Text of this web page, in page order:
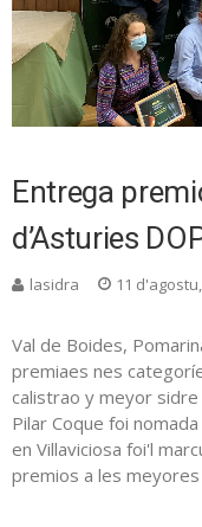
Entrega
d’Asturies
lasidra 11
Val de Boides,
premiaes nes
calistrao y meyor
Pilar Coque foi
en Villaviciosa foi'l
premios a les meyores